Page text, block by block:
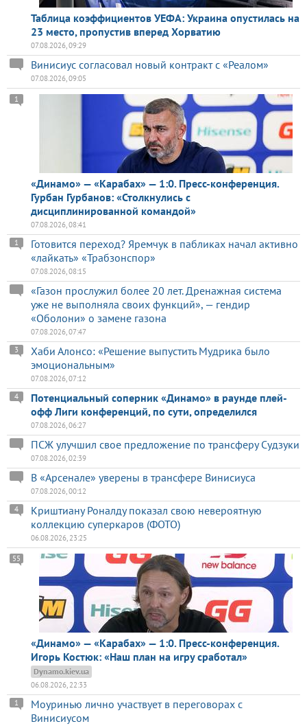
Таблица коэффициентов УЕФА: Украина опустилась на
23 место, пропустив вперед Хорватию
07.08.2026, 09:29
Винисиус согласовал новый контракт с «Реалом»
07.08.2026, 09:05
«Динамо» — «Карабах» — 1:0. Пресс-конференция.
Гурбан Гурбанов: «Столкнулись с
дисциплинированной командой»
1
07.08.2026, 08:41
Готовится переход? Яремчук в пабликах начал активно
«лайкать» «Трабзонспор»
1
07.08.2026, 08:15
«Газон прослужил более 20 лет. Дренажная система
уже не выполняла своих функций», — гендир
«Оболони» о замене газона
07.08.2026, 07:47
Хаби Алонсо: «Решение выпустить Мудрика было
эмоциональным»
3
07.08.2026, 07:12
Потенциальный соперник «Динамо» в раунде плей-
офф Лиги конференций, по сути, определился
4
07.08.2026, 06:27
ПСЖ улучшил свое предложение по трансферу Судзуки
07.08.2026, 02:39
В «Арсенале» уверены в трансфере Винисиуса
07.08.2026, 00:12
Криштиану Роналду показал свою невероятную
коллекцию суперкаров (ФОТО)
4
06.08.2026, 23:25
«Динамо» — «Карабах» — 1:0. Пресс-конференция.
Игорь Костюк: «Наш план на игру сработал»
55
Dynamo.kiev.ua
06.08.2026, 22:33
Моуринью лично участвует в переговорах с
Винисиусом
1